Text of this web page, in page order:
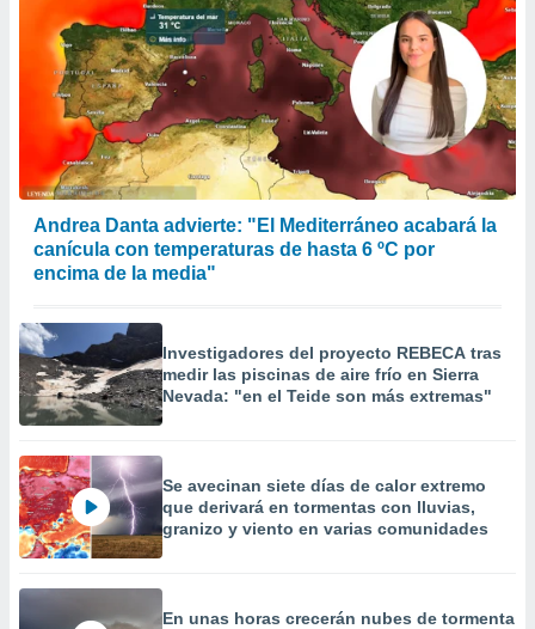
Andrea Danta advierte: "El Mediterráneo acabará la
canícula con temperaturas de hasta 6 ºC por
encima de la media"
Investigadores del proyecto REBECA tras
medir las piscinas de aire frío en Sierra
Nevada: "en el Teide son más extremas"
Se avecinan siete días de calor extremo
que derivará en tormentas con lluvias,
granizo y viento en varias comunidades
En unas horas crecerán nubes de tormenta